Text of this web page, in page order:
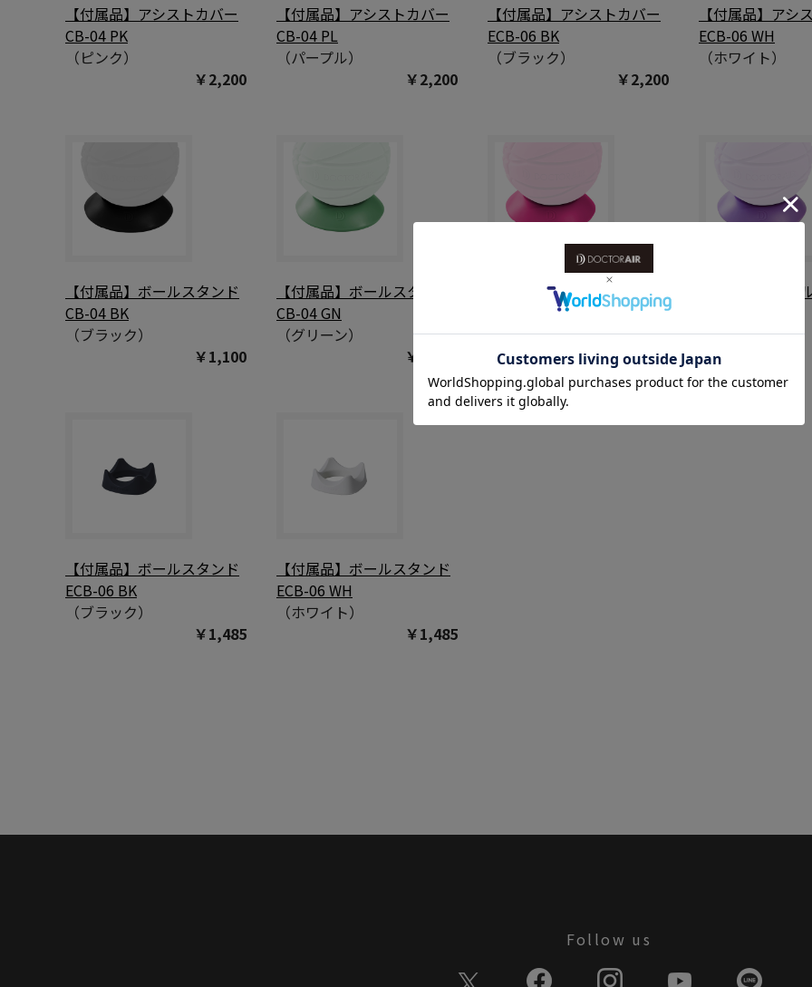
【付属品】アシストカバー
CB-04 PK
（ピンク）
￥2,200
【付属品】アシストカバー
CB-04 PL
（パープル）
￥2,200
【付属品】アシストカバー
ECB-06 BK
（ブラック）
￥2,200
【付属品】アシ
ECB-06 WH
（ホワイト）
【付属品】ボールスタンド
CB-04 BK
（ブラック）
￥1,100
【付属品】ボールスタンド
CB-04 GN
（グリーン）
￥1,100
【付属品】ボールスタンド
（ピンク）
￥1,100
【付属品】ボー
（パープル）
【付属品】ボールスタンド
ECB-06 BK
（ブラック）
￥1,485
【付属品】ボールスタンド
ECB-06 WH
（ホワイト）
￥1,485
Follow us